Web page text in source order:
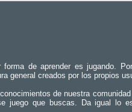
de aprender es jugando.
general creados por los propios
de nuestra
juego que buscas. Da igual lo